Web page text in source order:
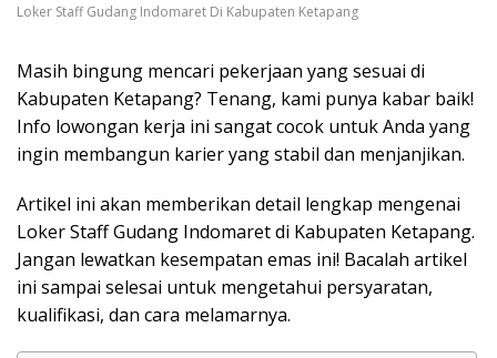
Loker Staff Gudang Indomaret Di Kabupaten Ketapang
Masih bingung mencari pekerjaan yang sesuai di
Kabupaten Ketapang? Tenang, kami punya kabar baik!
Info lowongan kerja ini sangat cocok untuk Anda yang
ingin membangun karier yang stabil dan menjanjikan.
Artikel ini akan memberikan detail lengkap mengenai
Loker Staff Gudang Indomaret di Kabupaten Ketapang.
Jangan lewatkan kesempatan emas ini! Bacalah artikel
ini sampai selesai untuk mengetahui persyaratan,
kualifikasi, dan cara melamarnya.